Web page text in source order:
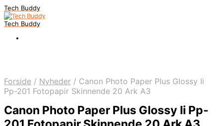
Tech Buddy
Tech Buddy
Forside / Nyheder / Canon Photo Paper Plus Glossy Ii
Pp-201 Fotopapir Skinnende 20 Ark A3
Canon Photo Paper Plus Glossy Ii Pp-